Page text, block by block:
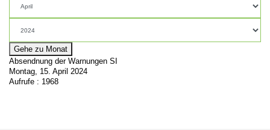
Gehe zu Monat
Absendnung der Warnungen SI
Montag, 15. April 2024
Aufrufe : 1968